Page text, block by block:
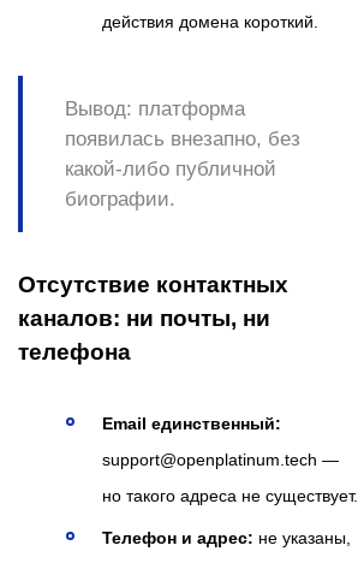
действия домена короткий.
Вывод: платформа
появилась внезапно, без
какой‑либо публичной
биографии.
Отсутствие контактных
каналов: ни почты, ни
телефона
Email единственный:
support@openplatinum.tech —
но такого адреса не существует.
Телефон и адрес: не указаны,